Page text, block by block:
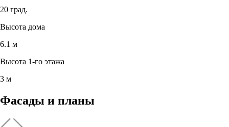
20 град.
Высота дома
6.1 м
Высота 1-го этажа
3 м
Фасады и планы